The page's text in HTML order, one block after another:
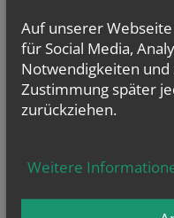
Auf unserer
für Social Media,
Notwendigkeiten und
Zustimmung später
zurückziehen.
Weitere